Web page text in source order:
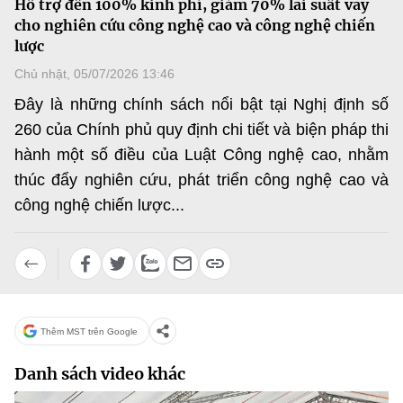
Sở Khoa học và Công nghệ
Chuyển đổi số
Bưu chính, Viễn thông
Sở hữu trí tuệ
Tiêu chuẩn, đo lường, chất lượng
Năng lượng nguyên tử
Tin tổng hợp
Văn bản QPPL
Lấy ý kiến người dân về dự thảo VBQPPL
MST IOFFICE
Khoa học và Công nghệ
Đổi mới sáng tạo
Chuyển đổi số
Sở hữu trí tuệ
Tiêu chuẩn, đo lường, chất lượng
Năng lượng nguyên tử
Multimedia
Khác
Videos
Infographic
Voice
Nhiệm vụ trọng tâm
Hỗ trợ đến 100% kinh phí, giảm 70% lãi suất vay
cho nghiên cứu công nghệ cao và công nghệ chiến
lược
Chủ nhật, 05/07/2026 13:46
Đây là những chính sách nổi bật tại Nghị định số
260 của Chính phủ quy định chi tiết và biện pháp thi
hành một số điều của Luật Công nghệ cao, nhằm
thúc đẩy nghiên cứu, phát triển công nghệ cao và
công nghệ chiến lược...
Thêm MST trên Google
Danh sách video khác